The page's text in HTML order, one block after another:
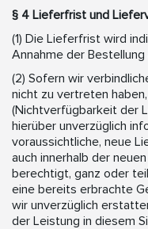
§ 4 Lieferfrist und
(1) Die Lieferfrist wird
Annahme der
(2) Sofern wir
nicht zu vertreten
(Nichtverfügbarkeit der
hierüber unverzüglich
voraussichtliche, neue
auch innerhalb der
berechtigt, ganz oder
eine bereits erbrachte
wir unverzüglich
der Leistung in diesem